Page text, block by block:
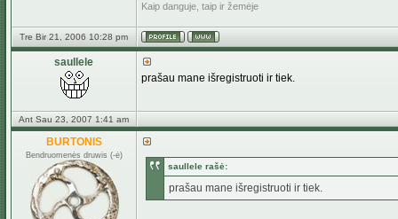
Kaip danguje, taip ir žemėje
Tre Bir 21, 2006 10:28 pm
saullele
prašau mane išregistruoti ir tiek.
Ant Sau 23, 2007 1:41 am
BURTONIS
Bendruomenės druwis (-ė)
saullele rašė:
prašau mane išregistruoti ir tiek.